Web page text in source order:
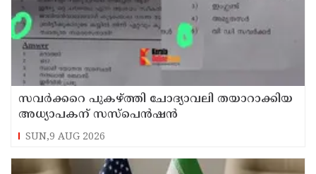
സവര്‍ക്കറെ പുകഴ്ത്തി ചോദ്യാവലി തയാറാക്കിയ
അധ്യാപകന് സസ്‌പെന്‍ഷന്‍
SUN,9 AUG 2026